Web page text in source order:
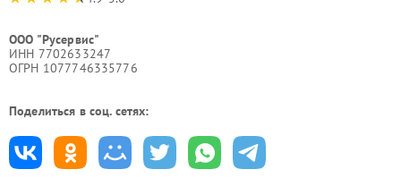
ООО "Русервис"
ИНН 7702633247
ОГРН 1077746335776
Поделиться в соц. сетях: